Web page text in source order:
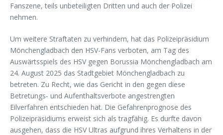
Fanszene, teils unbeteiligten Dritten und auch der Polizei
nehmen.
Um weitere Straftaten zu verhindern, hat das Polizeipräsidium
Mönchengladbach den HSV-Fans verboten, am Tag des
Auswärtsspiels des HSV gegen Borussia Mönchengladbach am
24. August 2025 das Stadtgebiet Mönchengladbach zu
betreten. Zu Recht, wie das Gericht in den gegen diese
Betretungs- und Aufenthaltsverbote angestrengten
Eilverfahren entschieden hat. Die Gefahrenprognose des
Polizeipräsidiums erweist sich als tragfähig. Es durfte davon
ausgehen, dass die HSV Ultras aufgrund ihres Verhaltens in der